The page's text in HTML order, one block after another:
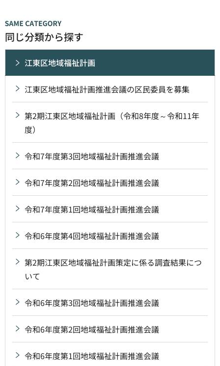
同じ分類から探す
江東区地域福祉計画
江東区地域福祉計画推進会議の区民委員を募集
第2期江東区地域福祉計画（令和8年度～令和11年
度）
令和7年度第3回地域福祉計画推進会議
令和7年度第2回地域福祉計画推進会議
令和7年度第1回地域福祉計画推進会議
令和6年度第4回地域福祉計画推進会議
第2期江東区地域福祉計画策定に係る調査結果につ
いて
令和6年度第3回地域福祉計画推進会議
令和6年度第2回地域福祉計画推進会議
令和6年度第1回地域福祉計画推進会議